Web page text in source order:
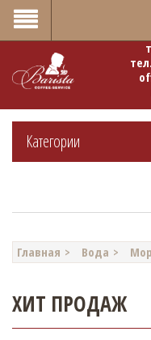
Категории
Главная Вода
ХИТ ПРОДАЖ